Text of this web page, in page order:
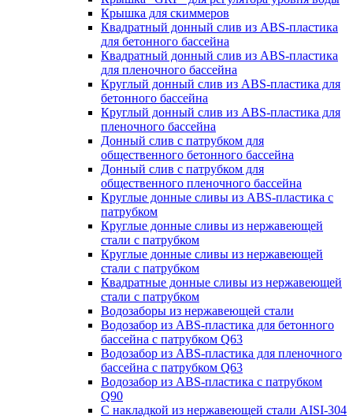
Крышка для скиммеров
Квадратный донный слив из ABS-пластика
для бетонного бассейна
Квадратный донный слив из ABS-пластика
для пленочного бассейна
Круглый донный слив из ABS-пластика для
бетонного бассейна
Круглый донный слив из ABS-пластика для
пленочного бассейна
Донный слив с патрубком для
общественного бетонного бассейна
Донный слив с патрубком для
общественного пленочного бассейна
Круглые донные сливы из ABS-пластика с
патрубком
Круглые донные сливы из нержавеющей
стали с патрубком
Круглые донные сливы из нержавеющей
стали с патрубком
Квадратные донные сливы из нержавеющей
стали с патрубком
Водозаборы из нержавеющей стали
Водозабор из ABS-пластика для бетонного
бассейна с патрубком Q63
Водозабор из ABS-пластика для пленочного
бассейна с патрубком Q63
Водозабор из ABS-пластика с патрубком
Q90
С накладкой из нержавеющей стали AISI-304